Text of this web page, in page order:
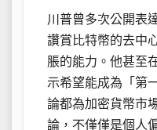
川普曾多次公開表
讚賞比特幣的去中
脹的能力。他甚至
示希望能成為「第
論都為加密貨幣市
論，不僅僅是個人